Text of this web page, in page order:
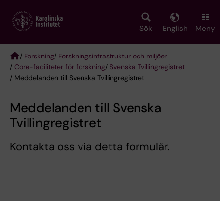
main
Sök English Meny
Breadcrumb
/ Forskning/ Forskningsinfrastruktur och miljöer
/ Core-faciliteter för forskning/ Svenska Tvillingregistret
/ Meddelanden till Svenska Tvillingregistret
Meddelanden till Svenska
Tvillingregistret
Kontakta oss via detta formulär.